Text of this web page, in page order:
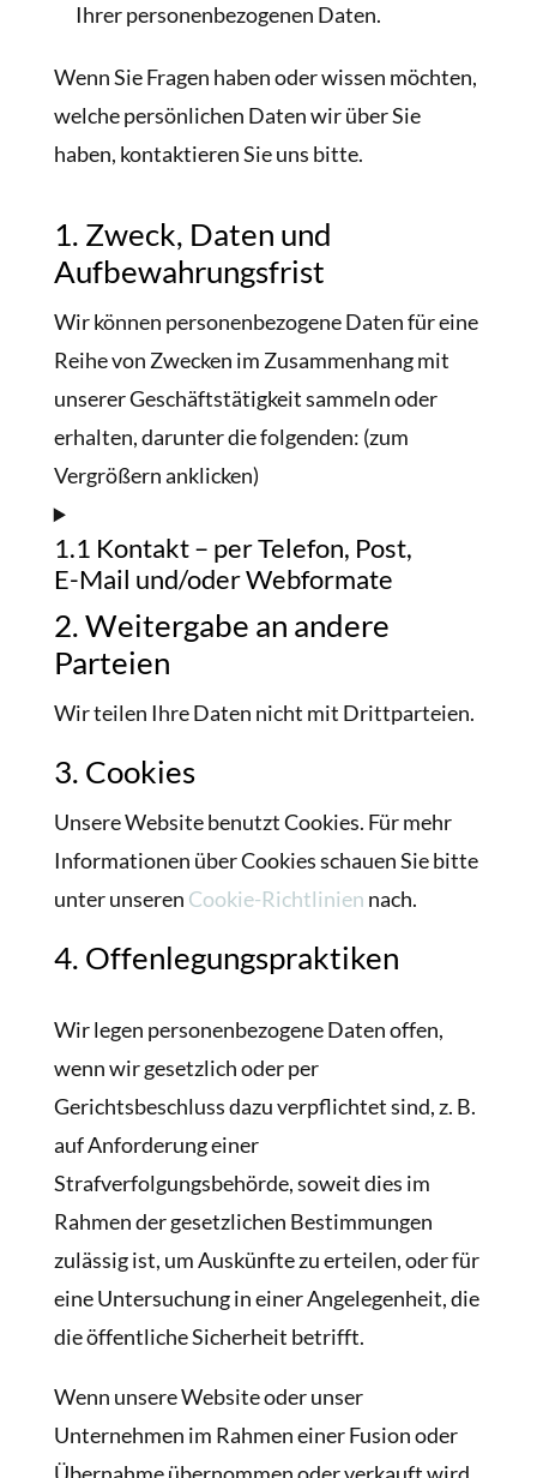
Ihrer personenbezogenen Daten.
Wenn Sie Fragen haben oder wissen möchten,
welche persönlichen Daten wir über Sie
haben, kontaktieren Sie uns bitte.
1. Zweck, Daten und
Aufbewahrungsfrist
Wir können personenbezogene Daten für eine
Reihe von Zwecken im Zusammenhang mit
unserer Geschäftstätigkeit sammeln oder
erhalten, darunter die folgenden: (zum
Vergrößern anklicken)
1.1 Kontakt – per Telefon, Post,
E-Mail und/oder Webformate
2. Weitergabe an andere
Parteien
Wir teilen Ihre Daten nicht mit Drittparteien.
3. Cookies
Unsere Website benutzt Cookies. Für mehr
Informationen über Cookies schauen Sie bitte
unter unseren Cookie-Richtlinien nach.
4. Offenlegungspraktiken
Wir legen personenbezogene Daten offen,
wenn wir gesetzlich oder per
Gerichtsbeschluss dazu verpflichtet sind, z. B.
auf Anforderung einer
Strafverfolgungsbehörde, soweit dies im
Rahmen der gesetzlichen Bestimmungen
zulässig ist, um Auskünfte zu erteilen, oder für
eine Untersuchung in einer Angelegenheit, die
die öffentliche Sicherheit betrifft.
Wenn unsere Website oder unser
Unternehmen im Rahmen einer Fusion oder